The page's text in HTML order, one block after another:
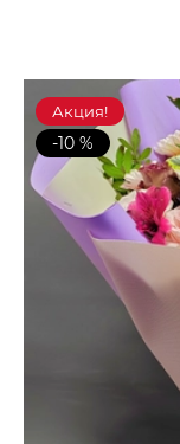
Акция!
-10 %